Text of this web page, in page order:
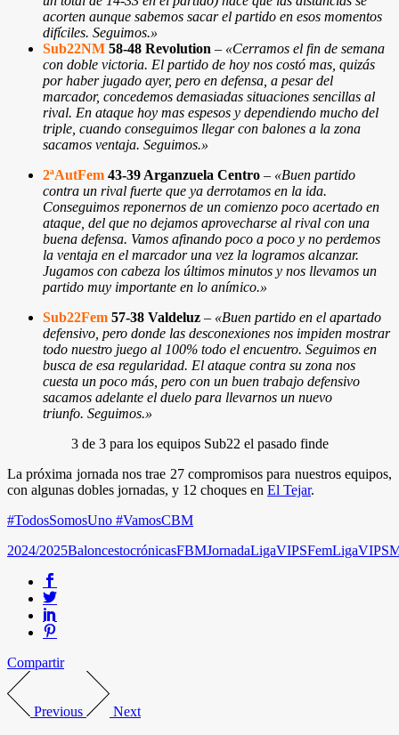
acorten aunque sabemos sacar el partido en esos momentos
difíciles. Seguimos.»
Sub22NM 58-48 Revolution – «Cerramos el fin de semana
con doble victoria. El partido de hoy nos costó mas, quizás
por haber jugado ayer, pero en defensa, a pesar del
marcador, concedemos demasiadas situaciones sencillas al
rival. En ataque hoy mas espesos y dependiendo mucho del
triple, cuando conseguimos llegar con balones a la zona
sacamos ventaja. Seguimos.»
2ªAutFem 43-39 Arganzuela Centro – «Buen partido
contra un rival fuerte que ya derrotamos en la ida.
Conseguimos reponernos de un comienzo poco acertado en
ataque, del que no dejamos aprovecharse al rival con una
buena defensa. Vamos afinando poco a poco y no perdemos
la ventaja en el marcador una vez la logramos alcanzar.
Jugamos con cabeza los últimos minutos y nos llevamos un
partido muy importante en lo anímico.»
Sub22Fem 57-38 Valdeluz – «Buen partido en el apartado
defensivo, pero donde las desconexiones nos impiden mostrar
todo nuestro juego al 100% todo el encuentro. Seguimos en
busca de esa regularidad. El ataque contra su zona nos
cuesta un poco más, pero con un buen trabajo defensivo
sacamos adelante el duelo para llevarnos un nuevo
triunfo. Seguimos.»
3 de 3 para los equipos Sub22 el pasado finde
La próxima jornada nos trae 27 compromisos para nuestros equipos,
con algunas dobles jornadas, y 12 choques en El Tejar.
#TodosSomosUno #VamosCBM
2024/2025BaloncestocrónicasFBMJornadaLigaVIPSFem
Compartir
Previous Next